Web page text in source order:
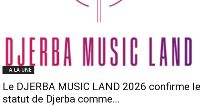
- A LA UNE
Le DJERBA MUSIC LAND 2026 confirme le
statut de Djerba comme...